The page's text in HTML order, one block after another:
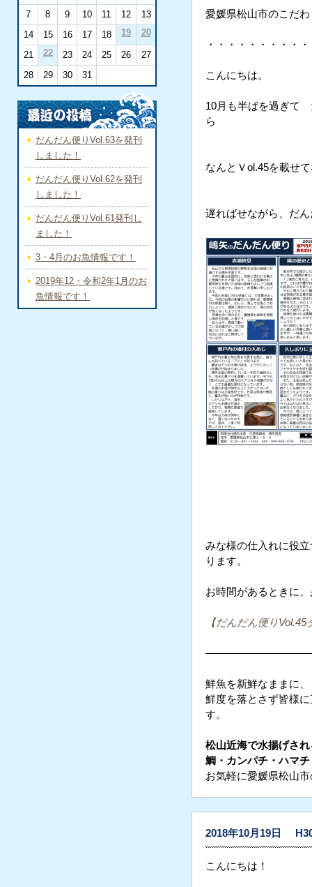
愛媛県松山市のこだ
・・・・・・・・・
こんにちは。
10月も半ばを過ぎて
ら
なんとＶol.45を載せ
遅ればせながら、だ
みな様の仕入れに役
ります。
お時間があるときに
【だんだん便りVol.45
鮮魚を新鮮なままに、
鮮度を落とさず皆様
す。
松山近海で水揚げさ
鯛・カンパチ・ハマ
お気軽に愛媛県松山
2018年10月19日
こんにちは！
7
8 9 10 11 12
13
14
15 16 17 18 19 20
21 22 23 24 25 26
27
28
29 30 31
だんだん便りVol.63を発刊
しました！
だんだん便りVol.62を発刊
しました！
だんだん便りVol.61発刊し
ました！
3・4月のお魚情報です！
2019年12・令和2年1月のお
魚情報です！